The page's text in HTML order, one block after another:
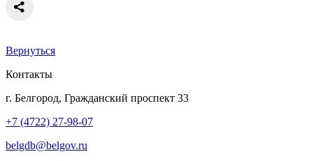
Вернуться
Контакты
г. Белгород, Гражданский проспект 33
+7 (4722) 27-98-07
belgdb@belgov.ru